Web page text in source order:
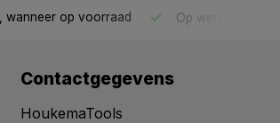
, wanneer op voorraad Op werkdagen
Contactgegevens
HoukemaTools